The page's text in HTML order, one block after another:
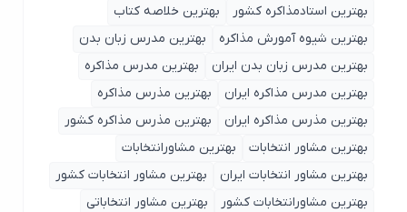
بهترین استادمذاکره کشور
بهترین خلاصه کتاب
بهترین شیوه آمورش مذاکره
بهترین مدرس زبان بدن
بهترین مدرس زبان بدن ایران
بهترین مدرس مذاکره
بهترین مدرس مذاکره ایران
بهترین مذرس مذاکره
بهترین مذرس مذاکره ایران
بهترین مذرس مذاکره کشور
بهترین مشاور انتخابات
بهترین مشاورانتخابات
بهترین مشاور انتخابات ایران
بهترین مشاور انتخابات کشور
بهترین مشاورانتخابات کشور
بهترین مشاور انتخاباتی